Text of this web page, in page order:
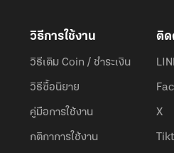
วิธีการใช้งาน
วิธีเติม Coin / ชำระเงิน
วิธีซื้อนิยาย
คู่มือการใช้งาน
กติกาการใช้งาน
ติด
X